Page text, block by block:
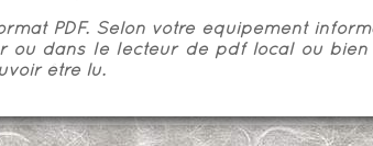
PDF. Selon votre équipement
ou dans le lecteur de pdf local ou
être lu.